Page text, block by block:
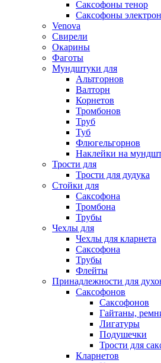
Саксофоны тенор
Саксофоны
Venova
Свирели
Окарины
Фаготы
Мундштуки для
Альтгорнов
Валторн
Корнетов
Тромбонов
Труб
Туб
Флюгельгорнов
Наклейки на
Трости для
Трости для дудука
Стойки для
Саксофона
Тромбона
Трубы
Чехлы для
Чехлы для кларнета
Саксофона
Трубы
Флейты
Принадлежности для
Саксофонов
Саксофонов
Гайтаны,
Лигатуры
Подушечки
Трости для
Кларнетов